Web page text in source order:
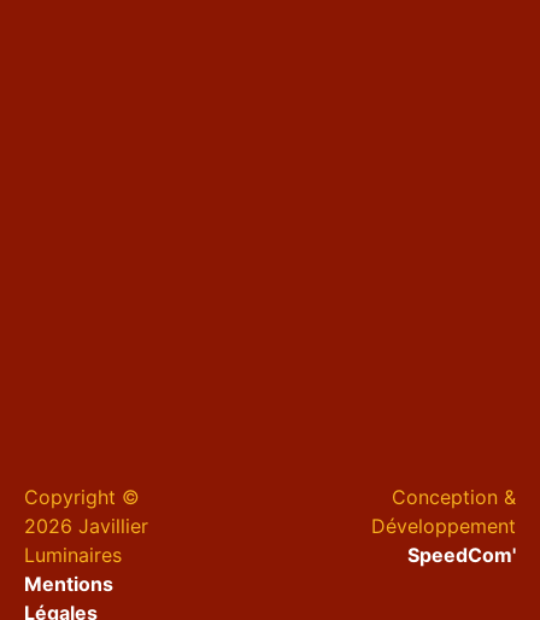
Copyright ©
2026 Javillier
Luminaires
Mentions
Légales
Conception &
Développement
SpeedCom'